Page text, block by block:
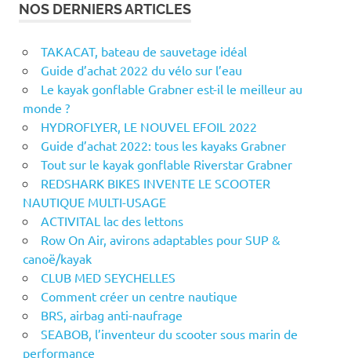
NOS DERNIERS ARTICLES
TAKACAT, bateau de sauvetage idéal
Guide d’achat 2022 du vélo sur l’eau
Le kayak gonflable Grabner est-il le meilleur au
monde ?
HYDROFLYER, LE NOUVEL EFOIL 2022
Guide d’achat 2022: tous les kayaks Grabner
Tout sur le kayak gonflable Riverstar Grabner
REDSHARK BIKES INVENTE LE SCOOTER
NAUTIQUE MULTI-USAGE
ACTIVITAL lac des lettons
Row On Air, avirons adaptables pour SUP &
canoë/kayak
CLUB MED SEYCHELLES
Comment créer un centre nautique
BRS, airbag anti-naufrage
SEABOB, l’inventeur du scooter sous marin de
performance